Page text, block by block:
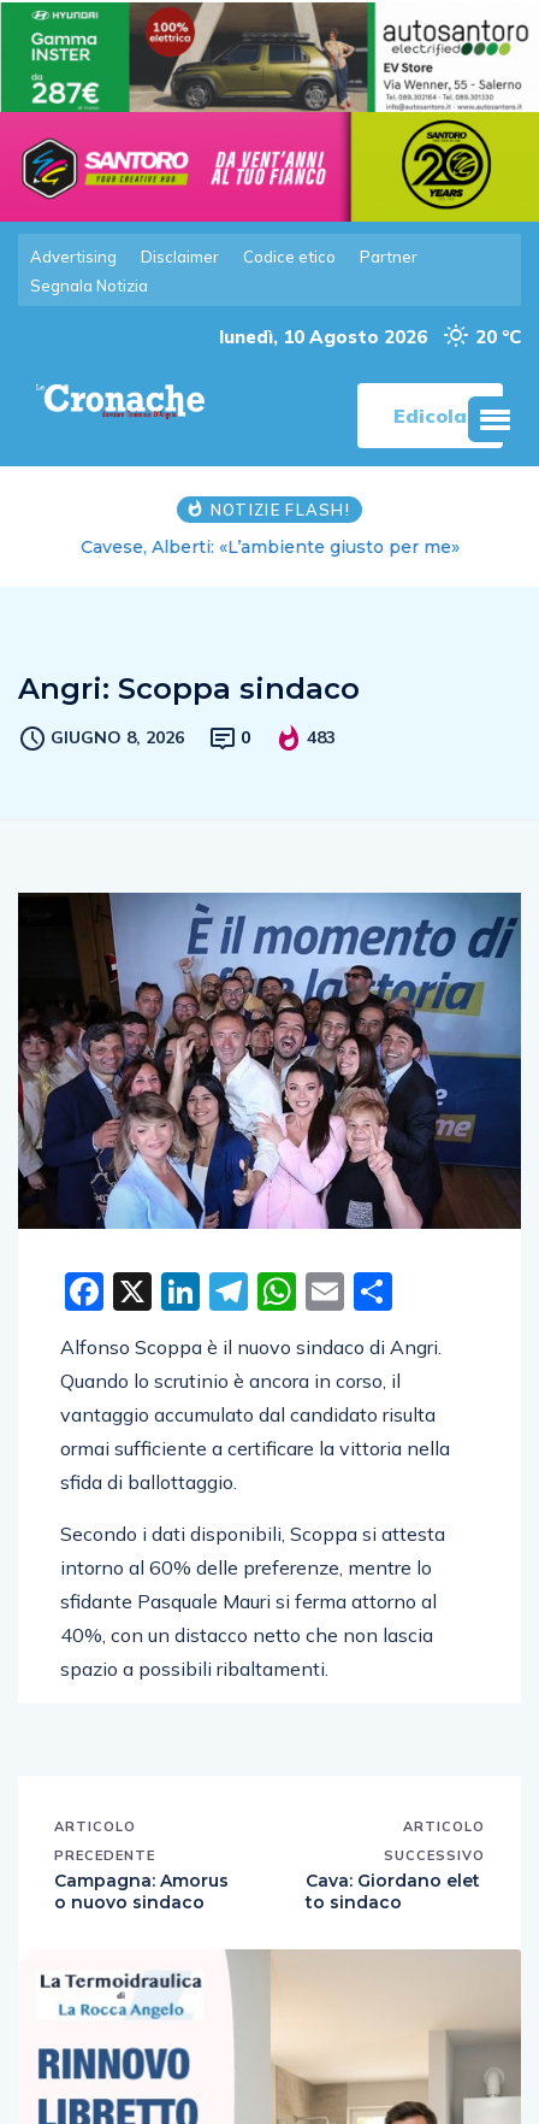
Advertising Disclaimer Codice etico
Partner
Segnala Notizia
lunedì, 10 Agosto 2026 20 °C
Edicola
NOTIZIE FLASH!
Cavese, Alberti: «L’ambiente giusto per me»
Angri: Scoppa sindaco
GIUGNO 8, 2026 0 483
Facebook
X LinkedIn
Telegram
WhatsApp
Email
Alfonso Scoppa è il nuovo sindaco di Angri.
Quando lo scrutinio è ancora in corso, il
vantaggio accumulato dal candidato risulta
ormai sufficiente a certificare la vittoria nella
sfida di ballottaggio.
Secondo i dati disponibili, Scoppa si attesta
intorno al 60% delle preferenze, mentre lo
sfidante Pasquale Mauri si ferma attorno al
40%, con un distacco netto che non lascia
spazio a possibili ribaltamenti.
ARTICOLO
PRECEDENTE
Campagna: Amorus
o nuovo sindaco
ARTICOLO
SUCCESSIVO
Cava: Giordano elet
to sindaco